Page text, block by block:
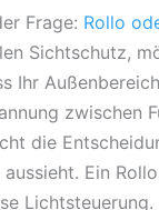
Frage: Rollo
Sichtschutz,
Ihr
zwischen
die
Ein
Lichtsteuerung.